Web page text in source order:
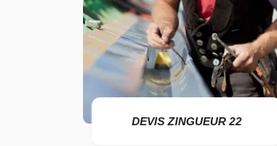
DEVIS ZINGUEUR 22